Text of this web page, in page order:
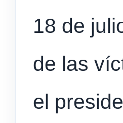
18 de
de las
el